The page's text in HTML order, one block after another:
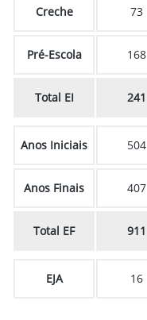
Creche 73
Pré-Escola 168
Total EI 241
Anos Iniciais 504
Anos Finais 407
Total EF 911
EJA 16